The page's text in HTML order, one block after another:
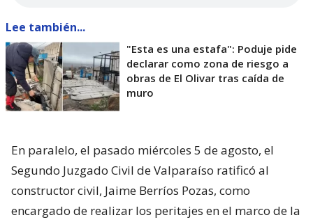
Lee también...
"Esta es una estafa": Poduje pide
declarar como zona de riesgo a
obras de El Olivar tras caída de
muro
En paralelo, el pasado miércoles 5 de agosto, el
Segundo Juzgado Civil de Valparaíso ratificó al
constructor civil, Jaime Berríos Pozas, como
encargado de realizar los peritajes en el marco de la